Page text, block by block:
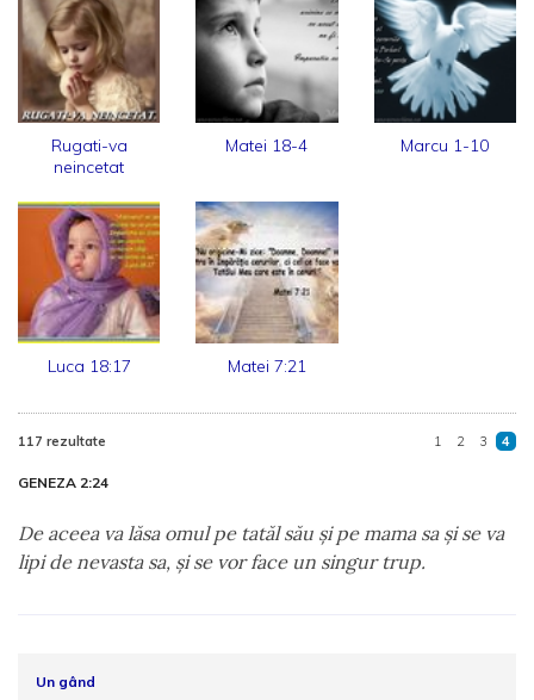
Rugati-va
neincetat
Matei 18-4 Marcu 1-10
Luca 18:17 Matei 7:21
117 rezultate 1 2 3 4
GENEZA 2:24
De aceea va lăsa omul pe tatăl său şi pe mama sa şi se va
lipi de nevasta sa, şi se vor face un singur trup.
Un gând